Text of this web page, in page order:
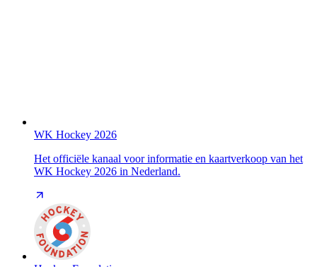
WK Hockey 2026
Het officiële kanaal voor informatie en kaartverkoop van het
WK Hockey 2026 in Nederland.